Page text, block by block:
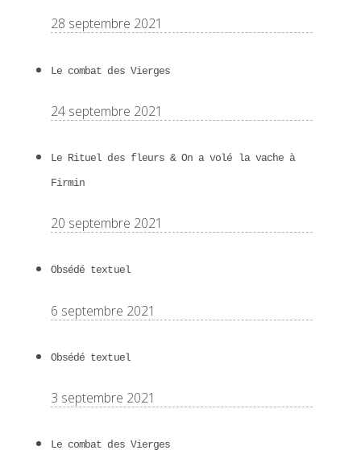
28 septembre 2021
Le combat des Vierges
24 septembre 2021
Le Rituel des fleurs & On a volé la vache à
Firmin
20 septembre 2021
Obsédé textuel
6 septembre 2021
Obsédé textuel
3 septembre 2021
Le combat des Vierges